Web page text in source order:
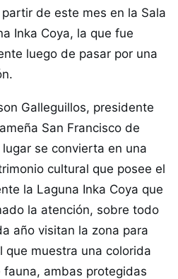
de este mes en la Sala
Inka Coya, la que fue
luego de pasar por una
Galleguillos, presidente
San Francisco de
se convierta en una
cultural que posee el
la Laguna Inka Coya que
la atención, sobre todo
año visitan la zona para
muestra una colorida
ambas protegidas